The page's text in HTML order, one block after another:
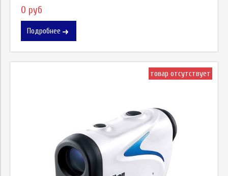
0 руб
Подробнее
товар отсутствует